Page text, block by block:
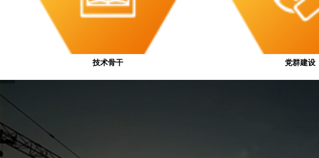
技术骨干 党群建设